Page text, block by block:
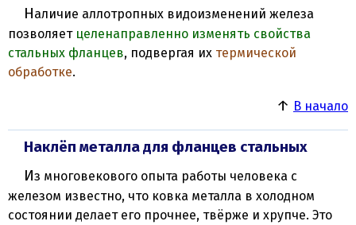
Наличие аллотропных видоизменений железа
позволяет целенаправленно изменять свойства
стальных фланцев, подвергая их термической
обработке.
В начало
Наклёп металла для фланцев стальных
Из многовекового опыта работы человека с
железом известно, что ковка металла в холодном
состоянии делает его прочнее, твёрже и хрупче. Это